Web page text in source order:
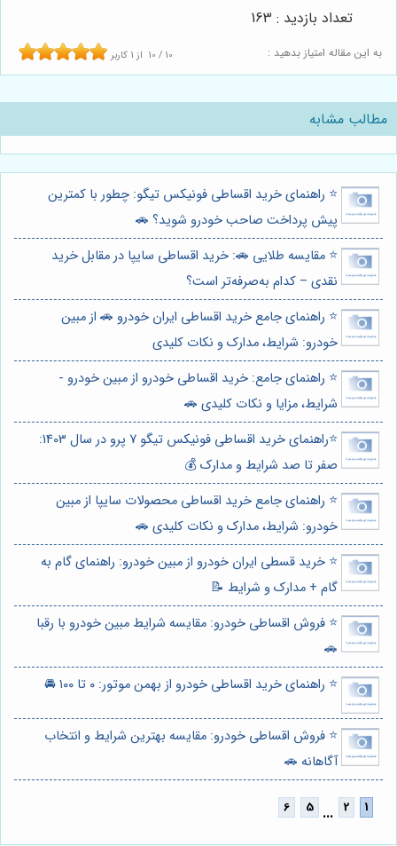
به این مقاله امتیاز بدهید : 10 / 10 از 1 کاربر
تعداد بازدید : 163
مطالب مشابه
⭐️ راهنمای خرید اقساطی فونیکس تیگو: چطور با کمترین
پیش پرداخت صاحب خودرو شوید؟ 🚗
⭐️ مقایسه طلایی 🚗: خرید اقساطی سایپا در مقابل خرید
نقدی – کدام به‌صرفه‌تر است؟
⭐️ راهنمای جامع خرید اقساطی ایران خودرو 🚗 از مبین
خودرو: شرایط، مدارک و نکات کلیدی
⭐️ راهنمای جامع: خرید اقساطی خودرو از مبین خودرو -
شرایط، مزایا و نکات کلیدی 🚗
⭐️راهنمای خرید اقساطی فونیکس تیگو 7 پرو در سال 1403:
صفر تا صد شرایط و مدارک 💰
⭐️ راهنمای جامع خرید اقساطی محصولات سایپا از مبین
خودرو: شرایط، مدارک و نکات کلیدی 🚗
⭐️ خرید قسطی ایران خودرو از مبین خودرو: راهنمای گام به
گام + مدارک و شرایط 📝
⭐️ فروش اقساطی خودرو: مقایسه شرایط مبین خودرو با رقبا
🚗
⭐️ راهنمای خرید اقساطی خودرو از بهمن موتور: ۰ تا ۱۰۰ 🚘
⭐️ فروش اقساطی خودرو: مقایسه بهترین شرایط و انتخاب
آگاهانه 🚗
...